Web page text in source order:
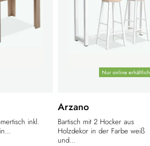
inkl.
Nur online erhältlich
Arzano
Bartisch mit 2 Hocker aus
Holzdekor in der Farbe weiß
und...